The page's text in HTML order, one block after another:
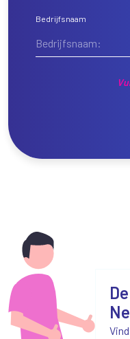
Bedrijfsnaam